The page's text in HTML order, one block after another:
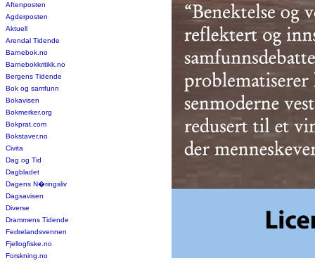
Aftenposten
Agderposten
Aktuell
Arendal Tidende
Barnebok.no
Barnebokkritikk.no
Bergens Tidende
Bok og samfunn
Bokavisen
Bokmerker.org
Bokprat.com
Bokstaver.no
Civita
Dag og Tid
Dagbladet
Dagens N�ringsliv
Dagsavisen
Diverse
Drammens Tidende
Fedrelandsvennen
Fjellogfiske.no
Forskning.no